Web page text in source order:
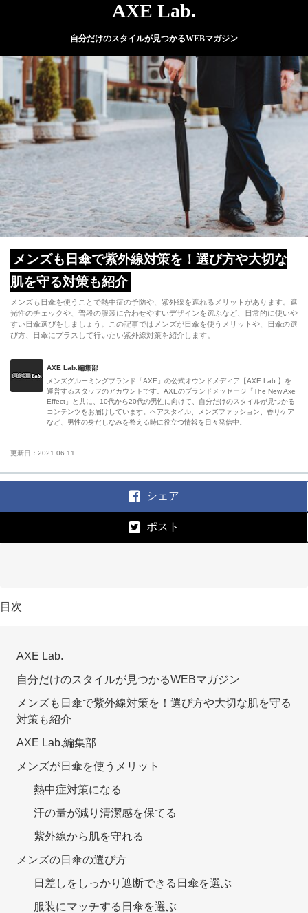
AXE Lab.
自分だけのスタイルが見つかるWEBマガジン
メンズも日傘で紫外線対策を！選び方や大切な
肌を守る対策も紹介
メンズも日傘を使うことで熱中症の予防や、紫外線を遮れるメリットがあります。遮
光性のチェックや、普段の服装に合わせやすいデザインを選ぶなど、日常的に使いや
すい日傘選びをしましょう。この記事ではメンズが日傘を使うメリットや、日傘の選
び方、日傘にプラスして行いたい紫外線対策を紹介します。
AXE Lab.編集部
メンズグルーミングブランド「AXE」の公式オウンドメディア【AXE Lab.】を
運営するスタッフのアカウントです。AXEのブランドメッセージ「The New Axe
Effect」と共に、10代から20代の男性に向けて、自分だけのスタイルが見つかる
コンテンツをお届けしています。ヘアスタイル、メンズファッション、香りケア
など、男性の身だしなみを整える時に役立つ情報を日々発信中。
更新日：2021.06.11
シェア
ポスト
目次
AXE Lab.
自分だけのスタイルが見つかるWEBマガジン
メンズも日傘で紫外線対策を！選び方や大切な肌を守る
対策も紹介
AXE Lab.編集部
メンズが日傘を使うメリット
熱中症対策になる
汗の量が減り清潔感を保てる
紫外線から肌を守れる
メンズの日傘の選び方
日差しをしっかり遮断できる日傘を選ぶ
服装にマッチする日傘を選ぶ